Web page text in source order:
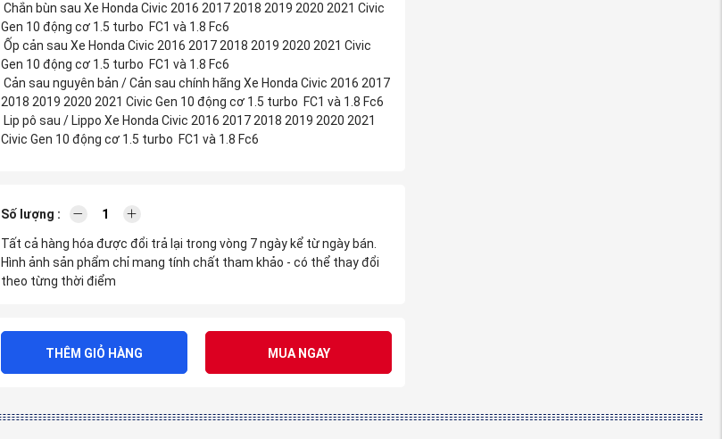
Chắn bùn sau Xe Honda Civic 2016 2017 2018 2019 2020 2021 Civic
Gen 10 động cơ 1.5 turbo FC1 và 1.8 Fc6
Ốp cản sau Xe Honda Civic 2016 2017 2018 2019 2020 2021 Civic
Gen 10 động cơ 1.5 turbo FC1 và 1.8 Fc6
Cản sau nguyên bản / Cản sau chính hãng Xe Honda Civic 2016 2017
2018 2019 2020 2021 Civic Gen 10 động cơ 1.5 turbo FC1 và 1.8 Fc6
Lip pô sau / Lippo Xe Honda Civic 2016 2017 2018 2019 2020 2021
Civic Gen 10 động cơ 1.5 turbo FC1 và 1.8 Fc6
Số lượng :
Tất cả hàng hóa được đổi trả lại trong vòng 7 ngày kể từ ngày bán.
Hình ảnh sản phẩm chỉ mang tính chất tham khảo - có thể thay đổi
theo từng thời điểm
THÊM GIỎ HÀNG MUA NGAY